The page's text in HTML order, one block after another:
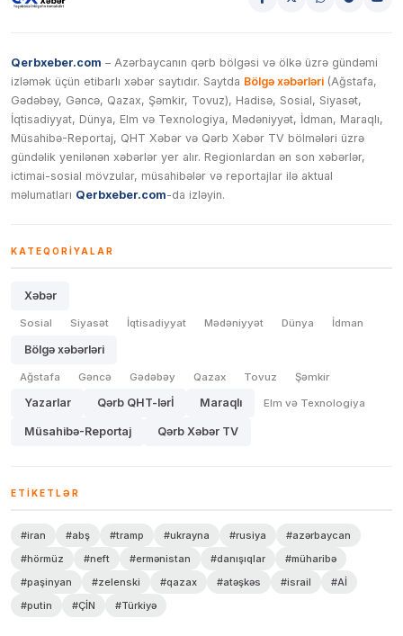
Qerbxeber.com – Azərbaycanın qərb bölgəsi və ölkə üzrə gündəmi
izləmək üçün etibarlı xəbər saytıdır. Saytda Bölgə xəbərləri (Ağstafa,
Gədəbəy, Gəncə, Qazax, Şəmkir, Tovuz), Hadisə, Sosial, Siyasət,
İqtisadiyyat, Dünya, Elm və Texnologiya, Mədəniyyət, İdman, Maraqlı,
Müsahibə-Reportaj, QHT Xəbər və Qərb Xəbər TV bölmələri üzrə
gündəlik yenilənən xəbərlər yer alır. Regionlardan ən son xəbərlər,
ictimai-sosial mövzular, müsahibələr və reportajlar ilə aktual
məlumatları Qerbxeber.com-da izləyin.
KATEQORIYALAR
Xəbər
Sosial Siyasət İqtisadiyyat Mədəniyyət Dünya İdman
Bölgə xəbərləri
Ağstafa Gəncə Gədəbəy Qazax Tovuz Şəmkir
Yazarlar Qərb QHT-lərİ Maraqlı Elm və Texnologiya
Müsahibə-Reportaj Qərb Xəbər TV
ETIKETLƏR
#iran #abş #tramp #ukrayna #rusiya
#azərbaycan
#hörmüz
#neft #ermənistan #danışıqlar
#müharibə
#paşinyan
#zelenski #qazax #atəşkəs #israil
#Aİ
#putin
#ÇİN #Türkiyə